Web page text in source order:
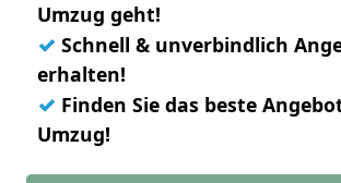
Umzug geht!
✓ Schnell & unverbindlich
erhalten!
✓ Finden Sie das beste
Umzug!